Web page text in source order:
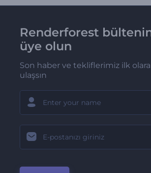
Renderforest
üye olun
Son haber ve tekliflerimiz ilk
ulaşsın